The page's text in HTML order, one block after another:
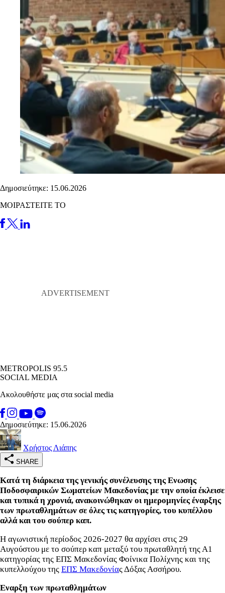
Δημοσιεύτηκε: 15.06.2026
ΜΟΙΡΑΣΤΕΙΤΕ ΤΟ
METROPOLIS 95.5
SOCIAL MEDIA
Ακολουθήστε μας στα social media
Δημοσιεύτηκε: 15.06.2026
Χρήστος Λιάπης
SHARE
Κατά τη διάρκεια της γενικής συνέλευσης της Ενωσης
Ποδοσφαιρικών Σωματείων Μακεδονίας με την οποία έκλεισε
και τυπικά η χρονιά, ανακοινώθηκαν οι ημερομηνίες έναρξης
των πρωταθλημάτων σε όλες τις κατηγορίες, του κυπέλλου
αλλά και του σούπερ καπ.
Η αγωνιστική περίοδος 2026-2027 θα αρχίσει στις 29
Αυγούστου με το σούπερ καπ μεταξύ του πρωταθλητή της Α1
κατηγορίας της ΕΠΣ Μακεδονίας Φοίνικα Πολίχνης και της
κυπελλούχου της ΕΠΣ Μακεδονίας Δόξας Ασσήρου.
Εναρξη των πρωταθλημάτων